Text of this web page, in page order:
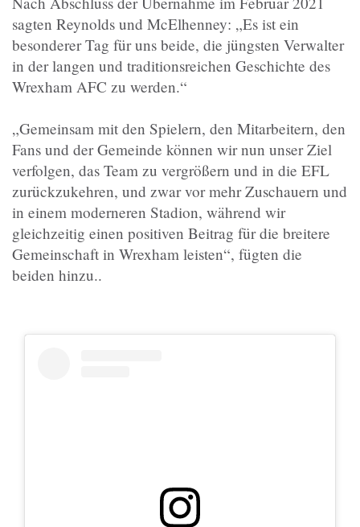
sagten Reynolds und McElhenney: „Es ist ein
besonderer Tag für uns beide, die jüngsten Verwalter
in der langen und traditionsreichen Geschichte des
Wrexham AFC zu werden.“
„Gemeinsam mit den Spielern, den Mitarbeitern, den
Fans und der Gemeinde können wir nun unser Ziel
verfolgen, das Team zu vergrößern und in die EFL
zurückzukehren, und zwar vor mehr Zuschauern und
in einem moderneren Stadion, während wir
gleichzeitig einen positiven Beitrag für die breitere
Gemeinschaft in Wrexham leisten“, fügten die
beiden hinzu..